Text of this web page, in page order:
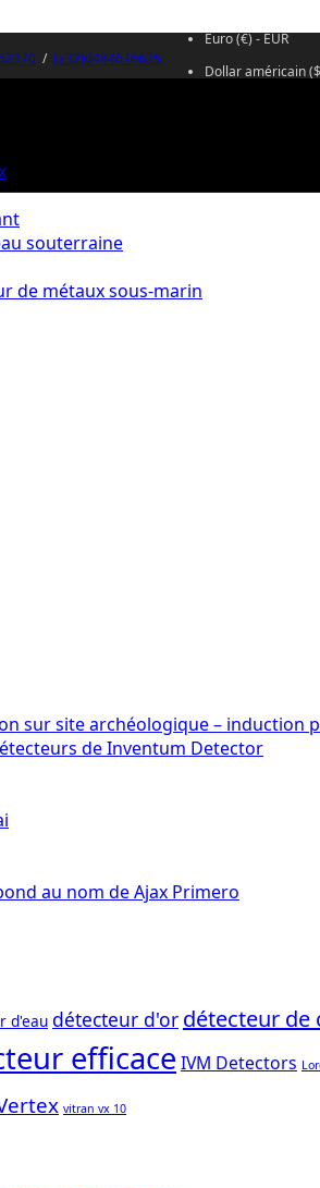
/ (+32)0484676625
Euro (€) - EUR
Dollar américain
souterraine
de métaux sous-marin
de Inventum Detector
au nom de Ajax Primero
d'eau détecteur d'or détecteur de
efficace IVM Detectors
vitran vx 10